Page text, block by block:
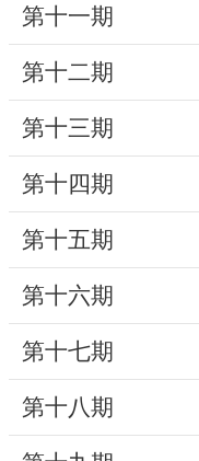
與
公
告
便
民
服
研
究
典
藏
性
第十一期
第十二期
第十三期
第十四期
第十五期
第十六期
第十七期
第十八期